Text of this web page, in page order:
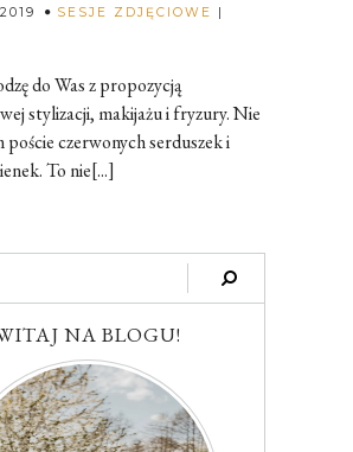
SESJE ZDJĘCIOWE
|
do Was z propozycją
stylizacji, makijażu i fryzury. Nie
poście czerwonych serduszek i
To nie[...]
NA BLOGU!